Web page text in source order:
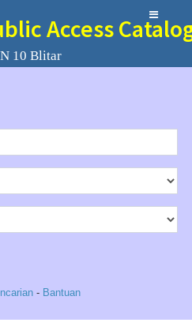
Access
10 Blitar
- Bantuan